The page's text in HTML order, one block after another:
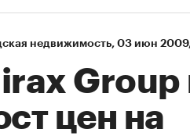
недвижимость⁠, 03 июн
Group
цен на